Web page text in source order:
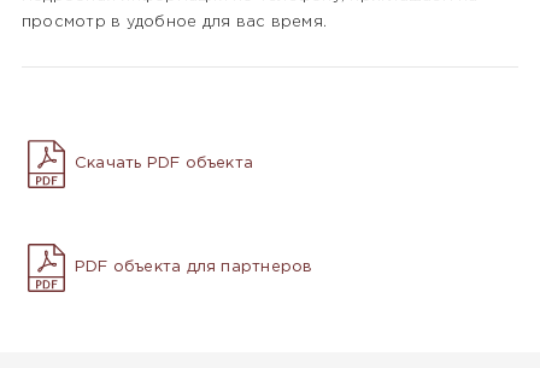
просмотр в удобное для вас время.
Скачать PDF объекта
PDF объекта для партнеров